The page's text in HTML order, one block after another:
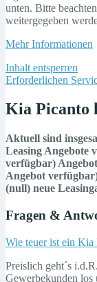
unten. Bitte
weitergegeben
Mehr Informationen
Inhalt entsperren
Erforderlichen
Kia Picanto
Aktuell sind
Leasing Angebote
verfügbar)
Angebot
(null) neue
Fragen &
Wie teuer ist ein Kia
Preislich geht´s
Gewerbekunden los